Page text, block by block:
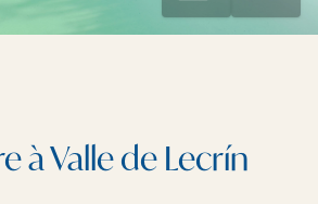
à Valle de Lecrín